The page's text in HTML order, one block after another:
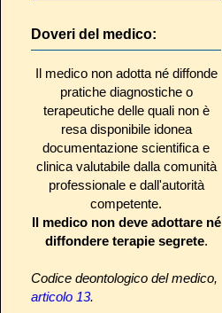
Doveri del medico:
Il medico non adotta né diffonde
pratiche diagnostiche o
terapeutiche delle quali non è
resa disponibile idonea
documentazione scientifica e
clinica valutabile dalla comunità
professionale e dall'autorità
competente.
Il medico non deve adottare né
diffondere terapie segrete.
Codice deontologico del medico,
articolo 13.